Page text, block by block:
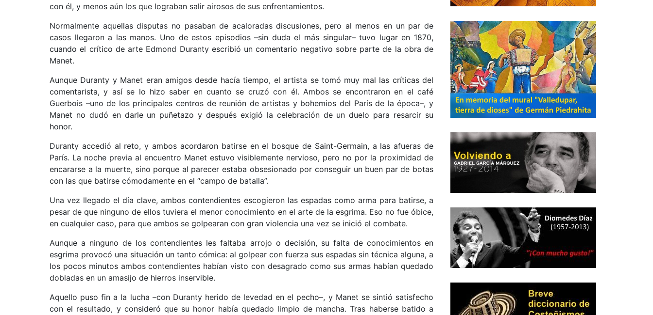
con él, y menos aún los que lograban salir airosos de sus enfrentamientos.
Normalmente aquellas disputas no pasaban de acaloradas discusiones, pero al menos en un par de
casos llegaron a las manos. Uno de estos episodios –sin duda el más singular– tuvo lugar en 1870,
cuando el crítico de arte Edmond Duranty escribió un comentario negativo sobre parte de la obra de
Manet.
Aunque Duranty y Manet eran amigos desde hacía tiempo, el artista se tomó muy mal las críticas del
comentarista, y así se lo hizo saber en cuanto se cruzó con él. Ambos se encontraron en el café
Guerbois –uno de los principales centros de reunión de artistas y bohemios del París de la época–, y
Manet no dudó en darle un puñetazo y después exigió la celebración de un duelo para resarcir su
honor.
Duranty accedió al reto, y ambos acordaron batirse en el bosque de Saint-Germain, a las afueras de
París. La noche previa al encuentro Manet estuvo visiblemente nervioso, pero no por la proximidad de
encararse a la muerte, sino porque al parecer estaba obsesionado por conseguir un buen par de botas
con las que batirse cómodamente en el “campo de batalla”.
Una vez llegado el día clave, ambos contendientes escogieron las espadas como arma para batirse, a
pesar de que ninguno de ellos tuviera el menor conocimiento en el arte de la esgrima. Eso no fue óbice,
en cualquier caso, para que ambos se golpearan con gran violencia una vez se inició el combate.
Aunque a ninguno de los contendientes les faltaba arrojo o decisión, su falta de conocimientos en
esgrima provocó una situación un tanto cómica: al golpear con fuerza sus espadas sin técnica alguna, a
los pocos minutos ambos contendientes habían visto con desagrado como sus armas habían quedado
dobladas en un amasijo de hierros inservible.
Aquello puso fin a la lucha –con Duranty herido de levedad en el pecho–, y Manet se sintió satisfecho
con el resultado, y consideró que su honor había quedado limpio de mancha. Tras haberse batido a